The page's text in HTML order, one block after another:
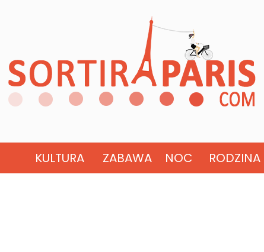
KULTURA ZABAWA NOC RODZINA